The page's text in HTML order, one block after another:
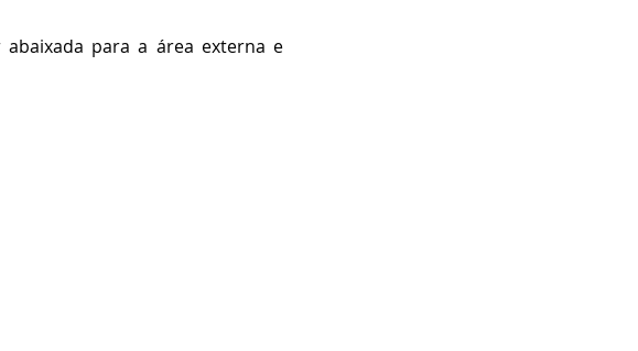
para a área externa e